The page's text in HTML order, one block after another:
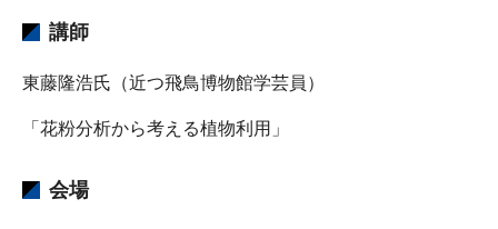
講師
東藤隆浩氏（近つ飛鳥博物館学芸員）
「花粉分析から考える植物利用」
会場